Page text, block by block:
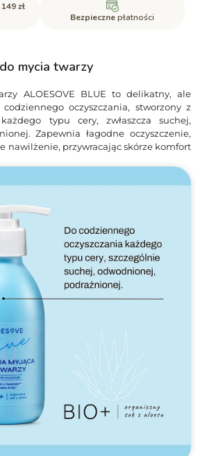
zł
Bezpiecznepłatności
mycia twarzy
ALOESOVE BLUE to delikatny, ale
oczyszczania, stworzony z
typu cery, zwłaszcza suchej,
Zapewnia łagodne oczyszczenie,
nawilżenie, przywracając skórze komfort